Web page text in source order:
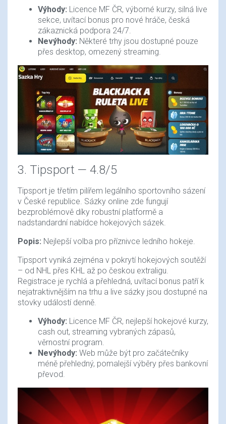
Výhody: Licence MF ČR, výborné kurzy, silná live
sekce, uvítací bonus pro nové hráče, česká
zákaznická podpora 24/7.
Nevýhody: Některé trhy jsou dostupné pouze
přes desktop, omezený streaming.
3. Tipsport — 4.8/5
Tipsport je třetím pilířem legálního sportovního sázení
v České republice. Sázky online zde fungují
bezproblémově díky robustní platformě a
nadstandardní nabídce hokejových sázek.
Popis: Nejlepší volba pro příznivce ledního hokeje.
Tipsport vyniká zejména v pokrytí hokejových soutěží
– od NHL přes KHL až po českou extraligu.
Registrace je rychlá a přehledná, uvítací bonus patří k
nejatraktivnějším na trhu a live sázky jsou dostupné na
stovky událostí denně.
Výhody: Licence MF ČR, nejlepší hokejové kurzy,
cash out, streaming vybraných zápasů,
věrnostní program.
Nevýhody: Web může být pro začátečníky
méně přehledný, pomalejší výběry přes bankovní
převod.